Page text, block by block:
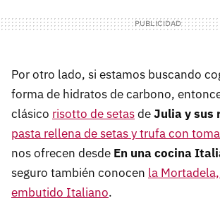
Por otro lado, si estamos buscando
forma de hidratos de carbono,
clásico risotto de setasdeJulia y sus
pasta rellena de setas y trufa con
nos ofrecen desde En una cocina
seguro también conocen la
embutido Italiano.